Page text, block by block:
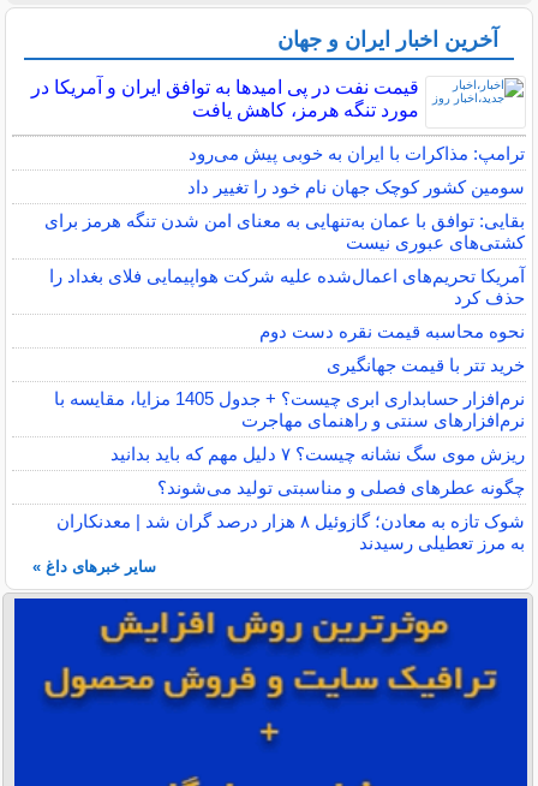
آخرین اخبار ایران و جهان
قیمت نفت در پی امیدها به توافق ایران و آمریکا در
مورد تنگه هرمز، کاهش یافت
ترامپ: مذاکرات با ایران به خوبی پیش می‌رود
سومین کشور کوچک جهان نام خود را تغییر داد
بقایی: توافق با عمان به‌تنهایی به معنای امن شدن تنگه هرمز برای
کشتی‌های عبوری نیست
آمریکا تحریم‌های اعمال‌شده علیه شرکت هواپیمایی فلای بغداد را
حذف کرد
نحوه محاسبه قیمت نقره دست دوم
خرید تتر با قیمت جهانگیری
نرم‌افزار حسابداری ابری چیست؟ + جدول 1405 مزایا، مقایسه با
نرم‌افزارهای سنتی و راهنمای مهاجرت
ریزش موی سگ نشانه چیست؟ ۷ دلیل مهم که باید بدانید
چگونه عطرهای فصلی و مناسبتی تولید می‌شوند؟
شوک تازه به معادن؛ گازوئیل ۸ هزار درصد گران شد | معدنکاران
به مرز تعطیلی رسیدند
سایر خبرهای داغ »